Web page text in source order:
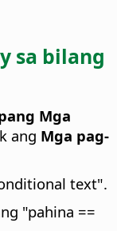
sa bilang
Mga
ang Mga pag-
text".
"pahina ==